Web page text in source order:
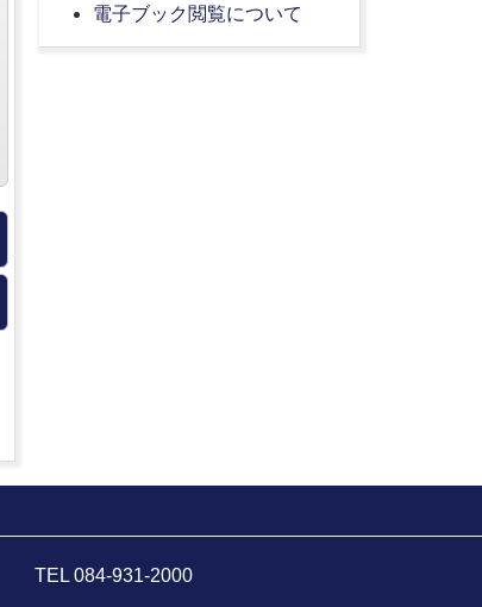
電子ブック閲覧について
TEL 084-931-2000